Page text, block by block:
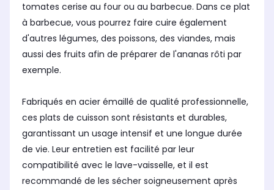
tomates cerise au four ou au barbecue. Dans ce plat
à barbecue, vous pourrez faire cuire également
d'autres légumes, des poissons, des viandes, mais
aussi des fruits afin de préparer de l'ananas rôti par
exemple.
Fabriqués en acier émaillé de qualité professionnelle,
ces plats de cuisson sont résistants et durables,
garantissant un usage intensif et une longue durée
de vie. Leur entretien est facilité par leur
compatibilité avec le lave-vaisselle, et il est
recommandé de les sécher soigneusement après